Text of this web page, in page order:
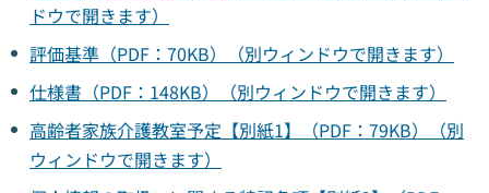
ドウで開きます）
評価基準（PDF：70KB）（別ウィンドウで開きます）
仕様書（PDF：148KB）（別ウィンドウで開きます）
高齢者家族介護教室予定【別紙1】（PDF：79KB）（別
ウィンドウで開きます）